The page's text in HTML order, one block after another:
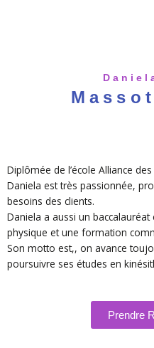
Diplômée de l’école Alliance
Daniela est très passionnée,
besoins des clients.
Daniela a aussi un baccalauréat
physique et une formation
Son motto est,, on avance
poursuivre ses études en
Prendre